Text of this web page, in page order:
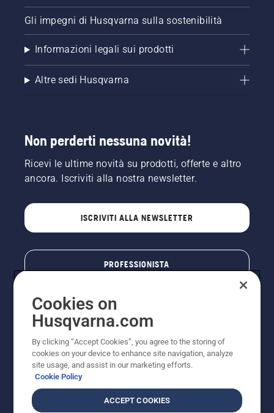
Gli impegni di Husqvarna sulla sostenibilità
Informazioni legali sui prodotti
Altre sedi Husqvarna
Non perderti nessuna novità!
Ricevi le ultime novità su prodotti, offerte e altro
ancora. Iscriviti alla nostra newsletter.
ISCRIVITI ALLA NEWSLETTER
PROFESSIONISTA
© Husqvarna AB (publ). Tutti i diritti riservati. I prezzi
pubblicati si intendono raccomandati e arrotondati, non
Cookies on
Husqvarna.com
By clicking “Accept Cookies”, you agree to the storing of
cookies on your device to enhance site navigation, analyze
site usage, and assist in our marketing efforts.
Cookie Policy
ACCEPT COOKIES